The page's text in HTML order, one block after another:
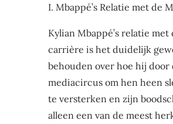
I. Mbappé’s Relatie met de
Kylian Mbappé’s relatie
carrière is het duidelijk
behouden over hoe hij
mediacircus om hen heen
te versterken en zijn
alleen een van de meest